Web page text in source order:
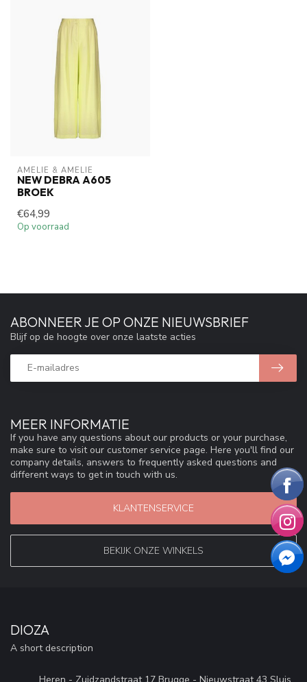
AMELIE & AMELIE
NEW DEBRA A605
BROEK
€64,99
Op voorraad
MEER INFORMATIE
If you have any questions about our products or your purchase,
make sure to visit our customer service page. Here you'll find our
company details, answers to frequently asked questions and
different ways to get in touch with us.
KLANTENSERVICE
BEKIJK ONZE WINKELS
ABONNEER JE OP ONZE NIEUWSBRIEF
Blijf op de hoogte over onze laatste acties
DIOZA
A short description